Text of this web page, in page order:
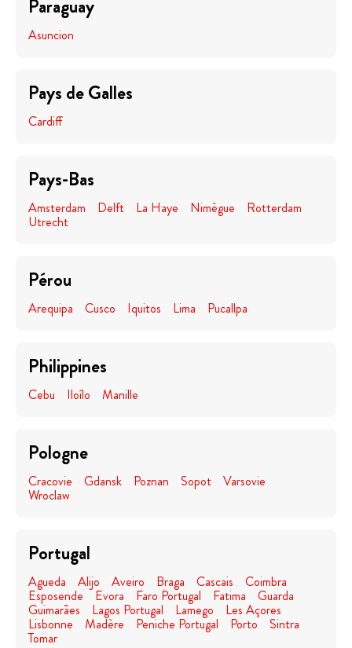
Paraguay
Asuncion
Pays de Galles
Cardiff
Pays-Bas
Amsterdam Delft La Haye Nimègue Rotterdam
Utrecht
Pérou
Arequipa Cusco Iquitos Lima Pucallpa
Philippines
Cebu Iloílo Manille
Pologne
Cracovie Gdansk Poznan Sopot Varsovie
Wroclaw
Portugal
Agueda Alijo Aveiro Braga Cascais Coimbra
Esposende Evora Faro Portugal Fatima Guarda
Guimarães Lagos Portugal Lamego Les Açores
Lisbonne Madère Peniche Portugal Porto Sintra
Tomar